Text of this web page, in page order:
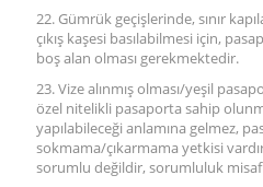
22. Gümrük geçişlerinde, sınır
çıkış kaşesi basılabilmesi için,
boş alan olması gerekmektedir.
23. Vize alınmış olması/yeşil
özel nitelikli pasaporta sahip
yapılabileceği anlamına gelmez,
sokmama/çıkarmama yetkisi
sorumlu değildir, sorumluluk